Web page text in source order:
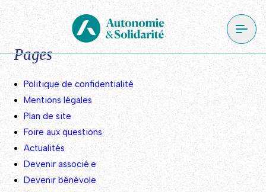
Pages
Politique de confidentialité
Mentions légales
Plan de site
Foire aux questions
Actualités
Devenir associé·e
Devenir bénévole